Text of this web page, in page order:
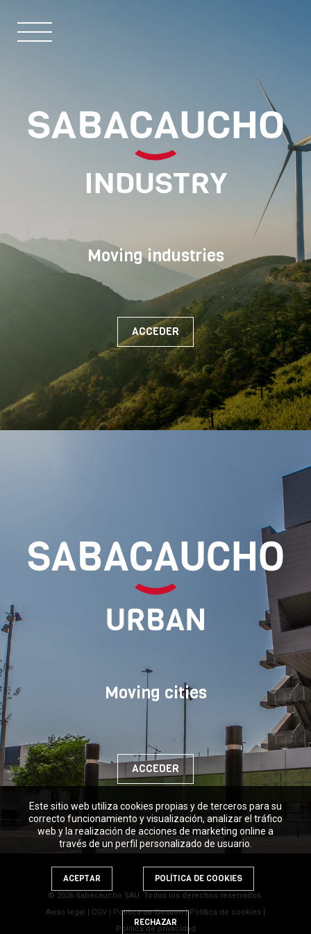
Este sitio web utiliza cookies propias y de terceros para su
correcto funcionamiento y visualización, analizar el tráfico
web y la realización de acciones de marketing online a
través de un perfil personalizado de usuario.
ACEPTAR POLÍTICA DE COOKIES
RECHAZAR
Moving industries
ACCEDER
Moving cities
ACCEDER
© 2026 Sabacaucho SAU. Todos los derechos reservados.
Aviso legal | CGV | Política de Gestión|Política de cookies |
Política de privacidad